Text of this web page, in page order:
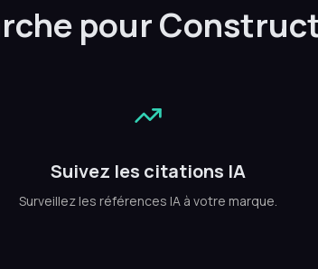
pour
Suivez les citations IA
Surveillez les références IA à votre marque.